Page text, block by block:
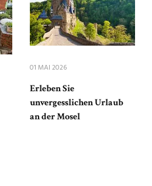
01 MAI 2026
Erleben Sie
unvergesslichen Urlaub
an der Mosel